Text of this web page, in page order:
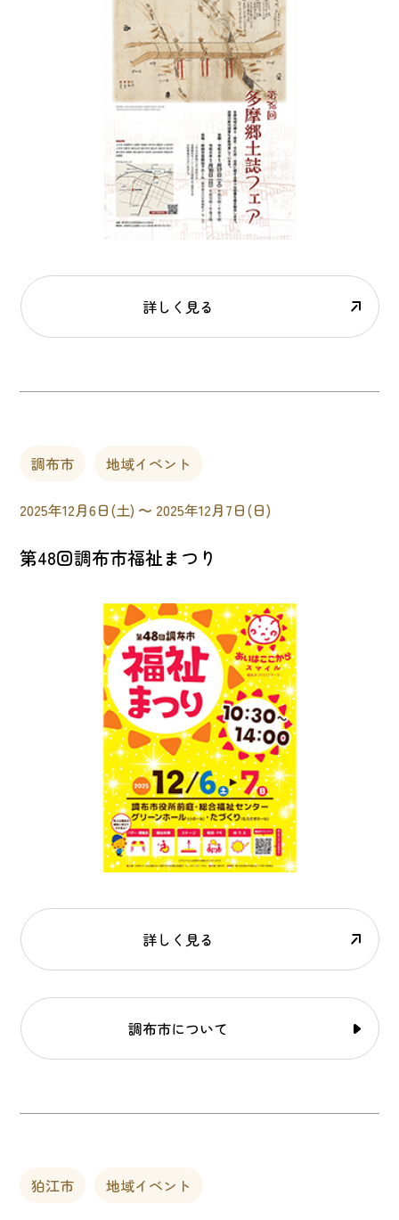
詳しく見る
調布市 地域イベント
2025年12月6日(土) 〜 2025年12月7日(日)
第48回調布市福祉まつり
詳しく見る
調布市について
狛江市 地域イベント